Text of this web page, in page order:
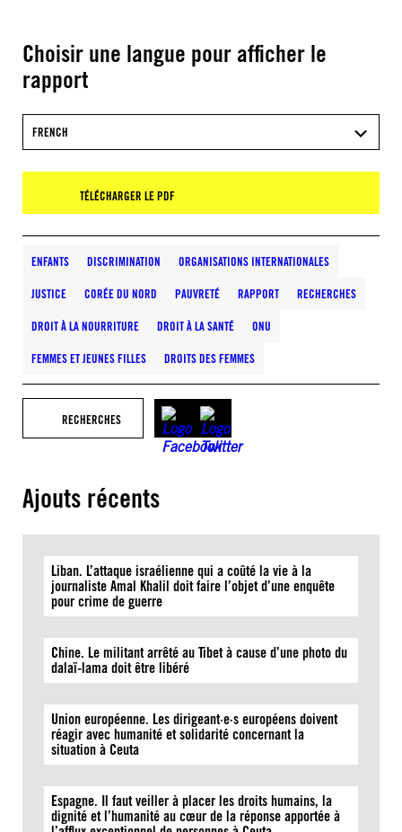
Choisir une langue pour afficher le
rapport
FRENCH
TÉLÉCHARGER LE PDF
ENFANTS DISCRIMINATION ORGANISATIONS INTERNATIONALES
JUSTICE CORÉE DU NORD PAUVRETÉ RAPPORT RECHERCHES
DROIT À LA NOURRITURE DROIT À LA SANTÉ ONU
FEMMES ET JEUNES FILLES DROITS DES FEMMES
RECHERCHES
Ajouts récents
Liban. L’attaque israélienne qui a coûté la vie à la
journaliste Amal Khalil doit faire l’objet d’une enquête
pour crime de guerre
Chine. Le militant arrêté au Tibet à cause d’une photo du
dalaï-lama doit être libéré
Union européenne. Les dirigeant·e·s européens doivent
réagir avec humanité et solidarité concernant la
situation à Ceuta
Espagne. Il faut veiller à placer les droits humains, la
dignité et l’humanité au cœur de la réponse apportée à